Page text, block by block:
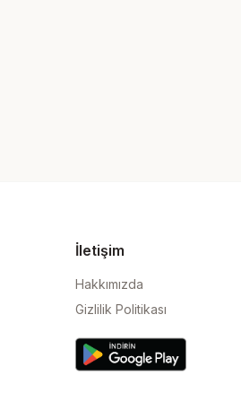
İletişim
Hakkımızda
Gizlilik Politikası